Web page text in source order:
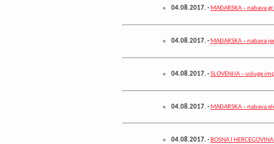
04.08.2017.-MAĐARSKA – nabava
04.08.2017.- MAĐARSKA – nabava
04.08.2017.-SLOVENIJA – usluge
04.08.2017.- MAĐARSKA – nabava
04.08.2017.- BOSNA I